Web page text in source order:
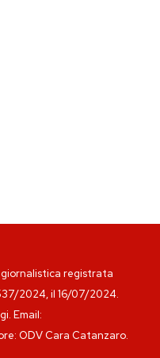
registrata
2024, il 16/07/2024.
Email:
ODV Cara Catanzaro.